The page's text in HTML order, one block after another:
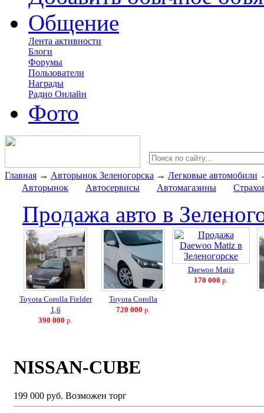
Общение
Лента активности
Блоги
Форумы
Пользователи
Награды
Радио Онлайн
Фото
Главная → Авторынок Зеленогорска → Легковые автомобили
Авторынок
Автосервисы Автомагазины
Продажа авто в
Toyota Corolla Fielder
1,6
390 000 р.
Toyota Corolla
720 000 р.
Daewoo Matiz
170 000 р.
NISSAN-CUBE
199 000 руб. Возможен торг